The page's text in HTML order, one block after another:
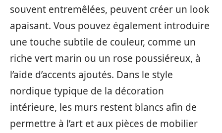
souvent entremêlées, peuvent créer un look
apaisant. Vous pouvez également introduire
une touche subtile de couleur, comme un
riche vert marin ou un rose poussiéreux, à
l’aide d’accents ajoutés. Dans le style
nordique typique de la décoration
intérieure, les murs restent blancs afin de
permettre à l’art et aux pièces de mobilier